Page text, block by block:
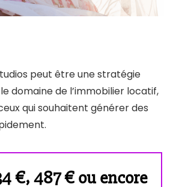
peut être une stratégie
domaine de l’immobilier locatif,
qui souhaitent générer des